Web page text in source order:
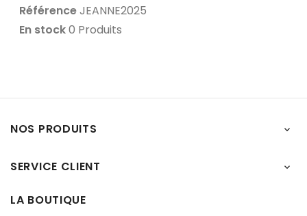
RéférenceJEANNE2025
En stock0 Produits
NOS PRODUITS 
SERVICE CLIENT 
LA BOUTIQUE